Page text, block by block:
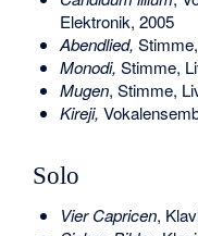
Elektronik, 2005
Abendlied,
Monodi, Stimme,
Mugen, Stimme,
Kireji,
Solo
Vier Capricen,